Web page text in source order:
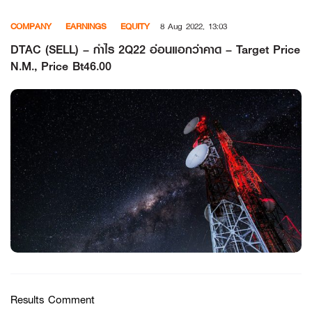
content
COMPANY EARNINGS EQUITY 8 Aug 2022, 13:03
DTAC (SELL) – กำไร 2Q22 อ่อนแอกว่าคาด – Target Price
N.M., Price Bt46.00
Results Comment